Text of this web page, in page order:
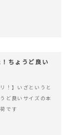
ちょうど良い
！】いざというと
ど良いサイズの本
です